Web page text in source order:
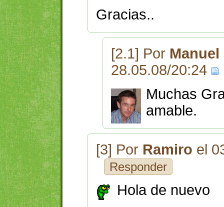
Gracias..
[2.1] Por
28.05.08/20:24
Muchas
amable.
[3] Por Ramiro el
Responder
Hola de nuevo